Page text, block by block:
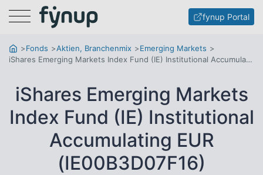
Menu fynup Portal
Fonds Aktien, Branchenmix
Emerging Markets
iShares Emerging Markets Index Fund (IE) Institutional Accumulating EUR
iShares Emerging Markets
Index Fund (IE) Institutional
Accumulating EUR
(IE00B3D07F16)